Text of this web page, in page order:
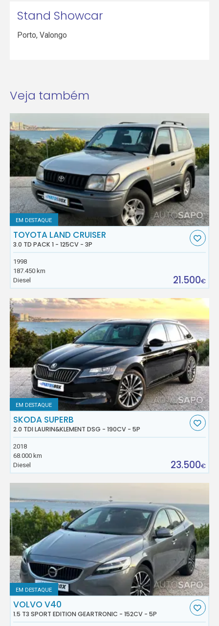
Stand Showcar
Porto,Valongo
Veja também
EM DESTAQUE
TOYOTA LAND CRUISER
3.0 TD PACK 1 - 125CV - 3P
1998
187.450 km
Diesel
21.500€
EM DESTAQUE
SKODA SUPERB
2.0 TDI LAURIN&KLEMENT DSG - 190CV - 5P
2018
68.000 km
Diesel
23.500€
EM DESTAQUE
VOLVO V40
1.5 T3 SPORT EDITION GEARTRONIC - 152CV - 5P